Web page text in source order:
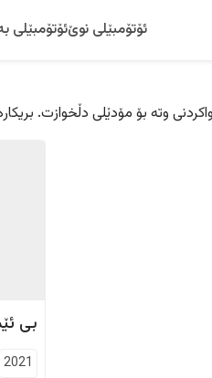
ئۆتۆمبێلی نوێئۆتۆمبێلی
وتە بۆ مۆدێلی دڵخوازت.
بی
2021